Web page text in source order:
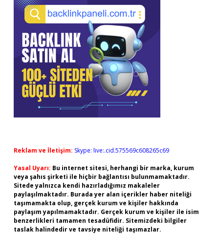
Reklam ve İletişim: Skype: live:.cid.575569c608265c69
Yasal Uyarı: Bu internet sitesi, herhangi bir marka, kurum
veya şahıs şirketi ile hiçbir bağlantısı bulunmamaktadır.
Sitede yalnızca kendi hazırladığımız makaleler
paylaşılmaktadır. Burada yer alan içerikler haber niteliği
taşımamakta olup, gerçek kurum ve kişiler hakkında
paylaşım yapılmamaktadır. Gerçek kurum ve kişiler ile isim
benzerlikleri tamamen tesadüfidir. Sitemizdeki bilgiler
taslak halindedir ve tavsiye niteliği taşımazlar.